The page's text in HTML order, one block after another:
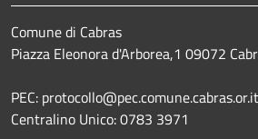
Comune di Cabras
Piazza Eleonora d'Arborea,1 09072
PEC: protocollo@pec.comune.cabras.or.it
Centralino Unico: 0783 3971